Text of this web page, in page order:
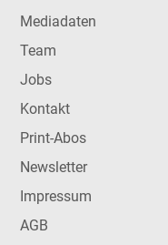
Mediadaten
Team
Jobs
Kontakt
Print-Abos
Newsletter
Impressum
AGB